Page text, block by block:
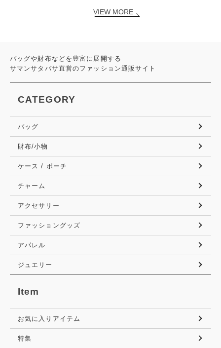
VIEW MORE
バッグや財布などを豊富に展開する
サマンサタバサ直営のファッション通販サイト
CATEGORY
バッグ
財布/小物
ケース / ポーチ
チャーム
アクセサリー
ファッショングッズ
アパレル
ジュエリー
Item
お気に入りアイテム
特集